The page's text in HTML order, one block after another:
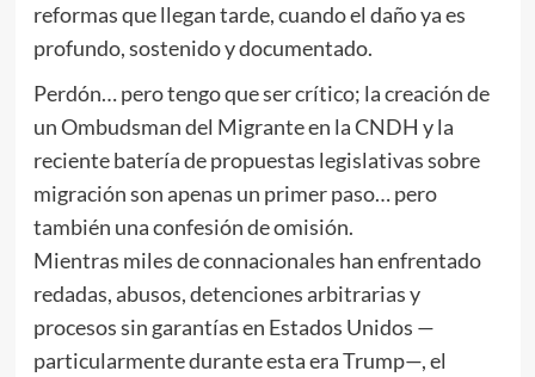
reformas que llegan tarde, cuando el daño ya es
profundo, sostenido y documentado.
Perdón… pero tengo que ser crítico; la creación de
un Ombudsman del Migrante en la CNDH y la
reciente batería de propuestas legislativas sobre
migración son apenas un primer paso… pero
también una confesión de omisión.
Mientras miles de connacionales han enfrentado
redadas, abusos, detenciones arbitrarias y
procesos sin garantías en Estados Unidos —
particularmente durante esta era Trump—, el